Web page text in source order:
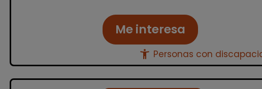
Me interesa
accessibility_new Personas con